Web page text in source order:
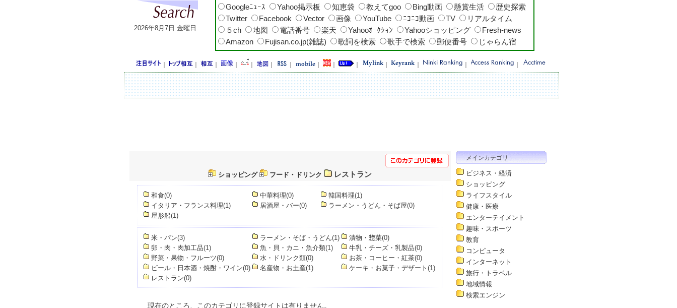
2026年8月7日 金曜日
Googleﾆｭｰｽ
Yahoo掲示板 知恵袋 教えてgoo Bing動画 懸賞生活
歴史探索
Twitter
Facebook Vector 画像 YouTube ﾆｺﾆｺ動画 TV
リアルタイム
５ch
地図 電話番号 楽天 Yahooｵｰｸｼｮﾝ Yahooショッピング
Fresh-news
Amazon
Fujisan.co.jp(雑誌) 歌詞を検索 歌手で検索 郵便番号 じゃらん宿
｜ ｜ ｜ ｜ ｜ ｜ ｜ ｜ ｜
ショッピング フード・ドリンク レストラン
和食(0) 中華料理(0) 韓国料理(1)
イタリア・フランス料理(1) 居酒屋・バー(0) ラーメン・うどん・そば屋(0)
屋形船(1)
米・パン(3) ラーメン・そば・うどん(1) 漬物・惣菜(0)
卵・肉・肉加工品(1) 魚・貝・カニ・魚介類(1) 牛乳・チーズ・乳製品(0)
野菜・果物・フルーツ(0) 水・ドリンク類(0) お茶・コーヒー・紅茶(0)
ビール・日本酒・焼酎・ワイン(0) 名産物・お土産(1) ケーキ・お菓子・デザート(1)
レストラン(0)
現在のところ、このカテゴリに登録サイトは有りません。
メインカテゴリ
ビジネス・経済
ショッピング
ライフスタイル
健康・医療
エンターテイメント
趣味・スポーツ
教育
コンピュータ
インターネット
旅行・トラベル
地域情報
検索エンジン